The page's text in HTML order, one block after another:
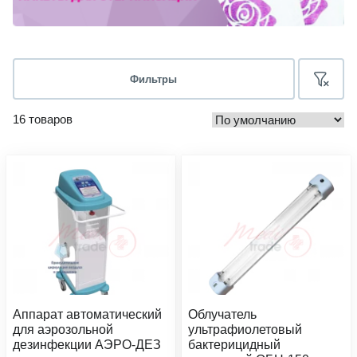
Фильтры
16 товаров
Аппарат автоматический
для аэрозольной
дезинфекции АЭРО-ДЕЗ
Облучатель
ультрафиолетовый
бактерицидный